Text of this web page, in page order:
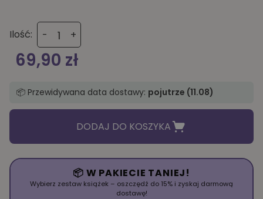
Ilość: -
Wszystko
o
samolotach
+
69,90 zł
📦 Przewidywana data dostawy: pojutrze (11.08)
DODAJ DO KOSZYKA
📦 W PAKIECIE TANIEJ!
Wybierz zestaw książek – oszczędź do 15% i zyskaj darmową
dostawę!